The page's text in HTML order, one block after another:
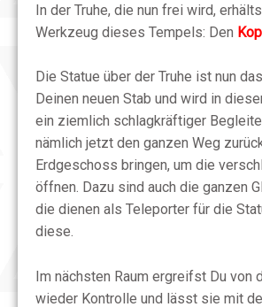
In der Truhe, die nun frei wird,
Werkzeug dieses Tempels: Den
Die Statue über der Truhe ist nun
Deinen neuen Stab und wird in
ein ziemlich schlagkräftiger
nämlich jetzt den ganzen Weg
Erdgeschoss bringen, um die
öffnen. Dazu sind auch die ganzen
die dienen als Teleporter für die
diese.
Im nächsten Raum ergreifst Du von
wieder Kontrolle und lässt sie mit